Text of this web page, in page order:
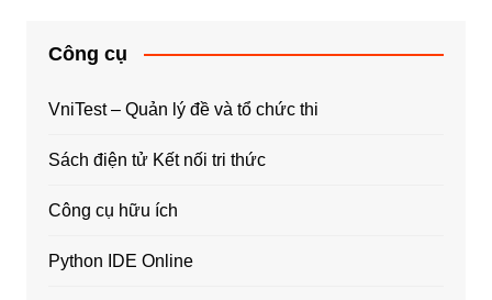
Công cụ
VniTest – Quản lý đề và tổ chức thi
Sách điện tử Kết nối tri thức
Công cụ hữu ích
Python IDE Online